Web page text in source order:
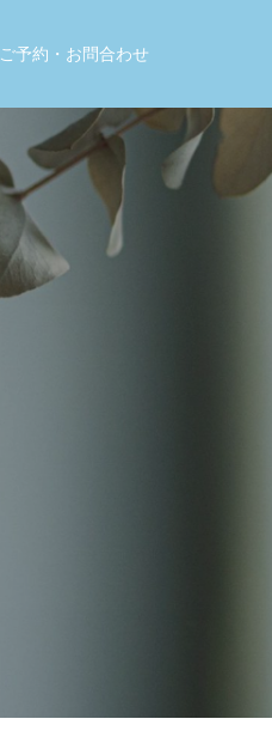
ご予約・お問合わせ